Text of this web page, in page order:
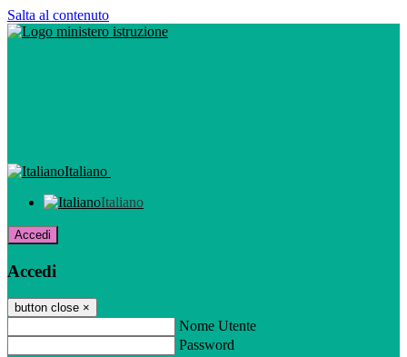
Salta al contenuto
Italiano
Italiano
Accedi
Accedi
button close ×
Nome Utente
Password